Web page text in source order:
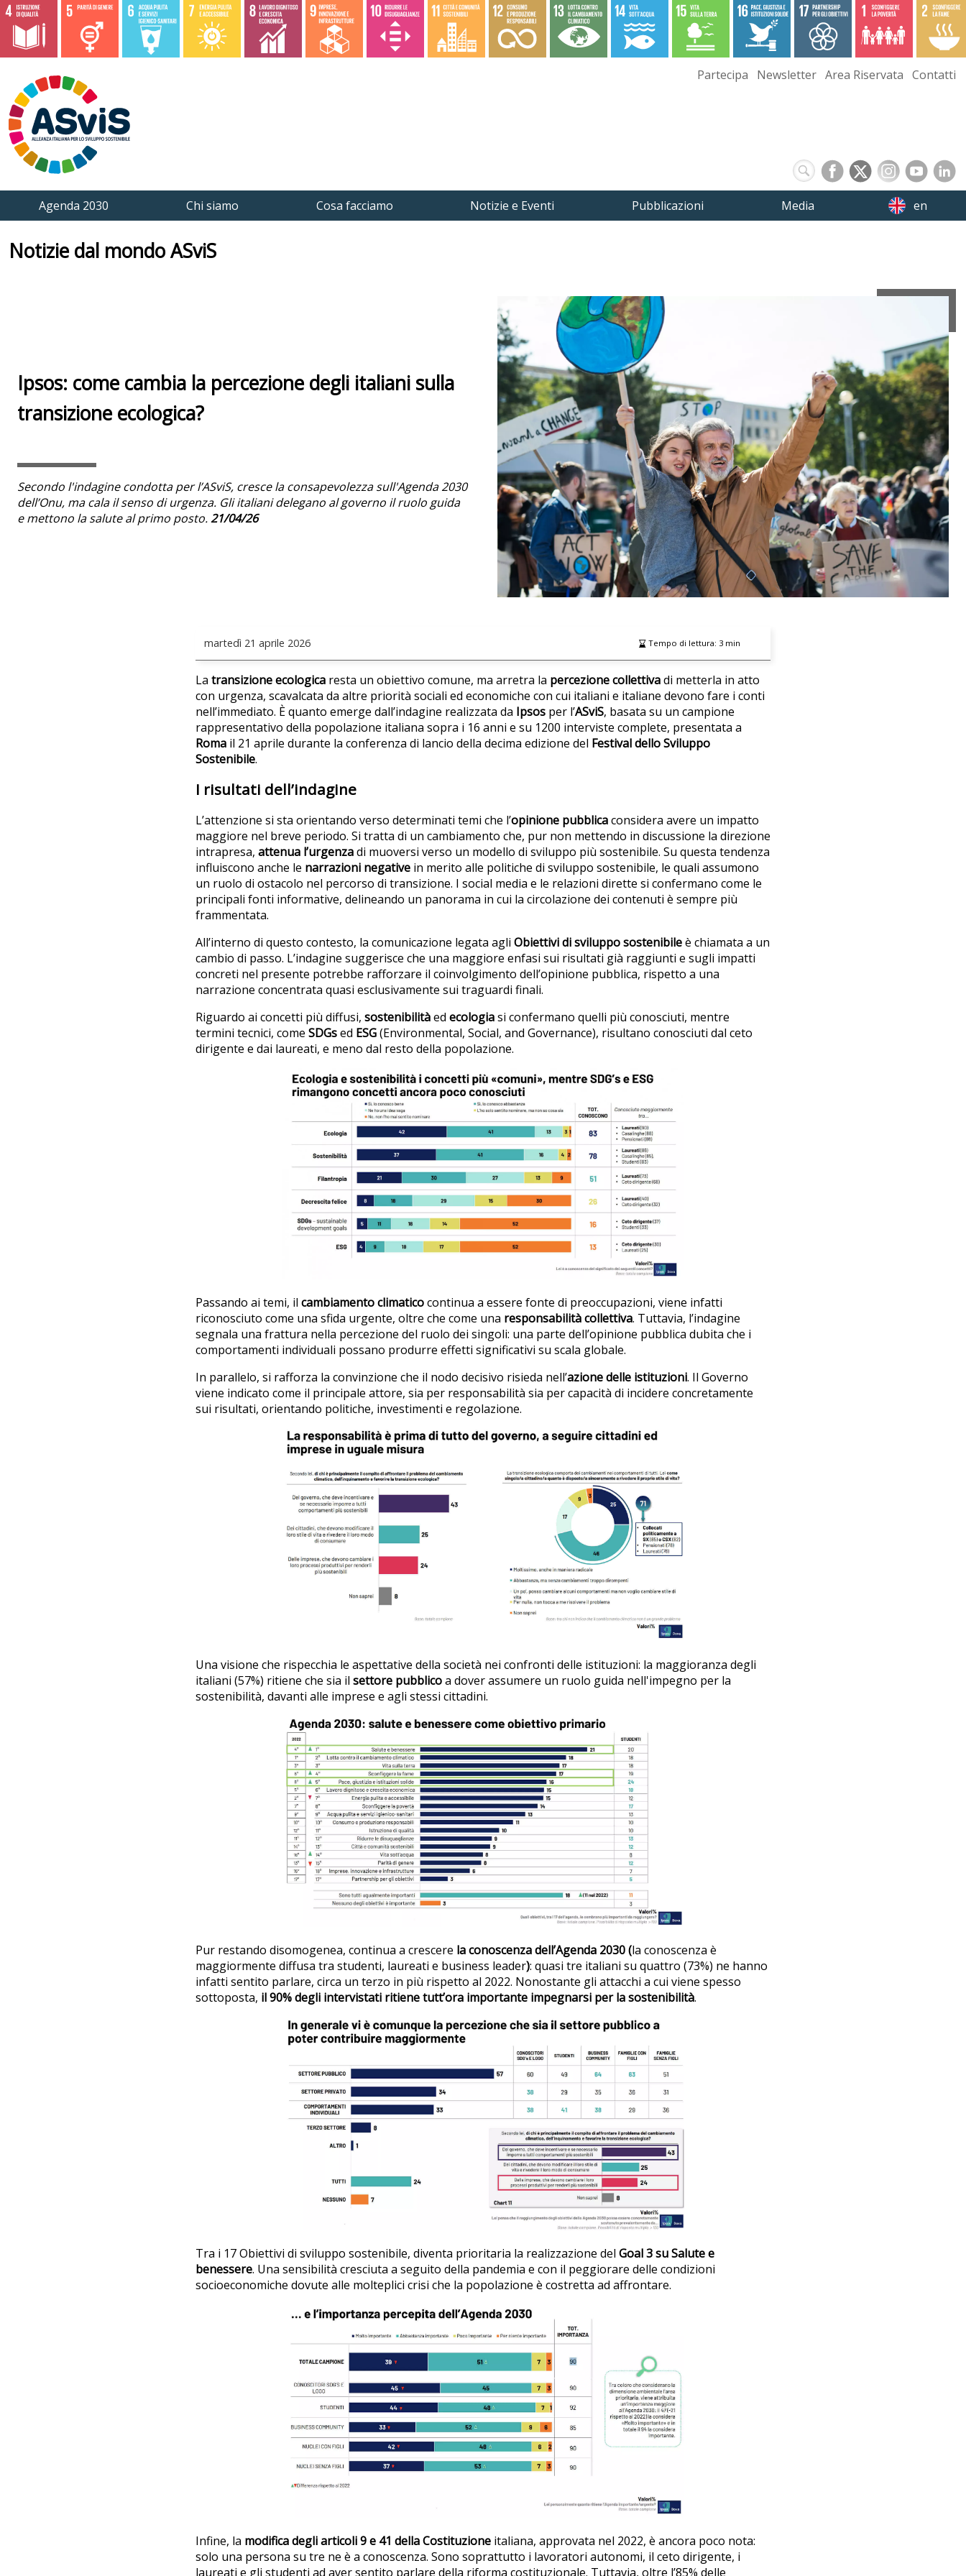
Partecipa Newsletter Area Riservata Contatti
Agenda 2030 Chi siamo Cosa facciamo Notizie e Eventi Pubblicazioni Media en
Notizie dal mondo ASviS
Ipsos: come cambia la percezione degli italiani sulla
transizione ecologica?
Secondo l'indagine condotta per l’ASviS, cresce la consapevolezza sull'Agenda 2030
dell’Onu, ma cala il senso di urgenza. Gli italiani delegano al governo il ruolo guida
e mettono la salute al primo posto.21/04/26
martedì 21 aprile 2026 Tempo di lettura: 3min
La transizione ecologica resta un obiettivo comune, ma arretra la percezione collettivadi metterla in atto
con urgenza, scavalcata da altre priorità sociali ed economiche con cui italiani e italiane devono fare i conti
nell’immediato. È quanto emerge dall’indagine realizzata da Ipsos per l’ASviS, basata su un campione
rappresentativo della popolazione italiana sopra i 16 anni e su 1200 interviste complete, presentata a
Roma il 21 aprile durante la conferenza di lancio della decima edizione del Festival dello Sviluppo
Sostenibile.
I risultati dell’indagine
L’attenzione si sta orientando verso determinati temi che l’opinione pubblicaconsidera avere un impatto
maggiore nel breve periodo. Si tratta di un cambiamento che, pur non mettendo in discussione la direzione
intrapresa, attenua l’urgenzadi muoversi verso un modello di sviluppo più sostenibile. Su questa tendenza
influiscono anche le narrazioni negative in merito alle politiche di sviluppo sostenibile, le quali assumono
un ruolo di ostacolo nel percorso di transizione. I social media e le relazioni dirette si confermano come le
principali fonti informative, delineando un panorama in cui la circolazione dei contenuti è sempre più
frammentata.
All’interno di questo contesto, la comunicazione legata agli Obiettivi di sviluppo sostenibileè chiamata a un
cambio di passo. L’indagine suggerisce che una maggiore enfasi sui risultati già raggiunti e sugli impatti
concreti nel presente potrebbe rafforzare il coinvolgimento dell’opinione pubblica, rispetto a una
narrazione concentrata quasi esclusivamente sui traguardi finali.
Riguardo ai concetti più diffusi, sostenibilitàed ecologiasi confermano quelli più conosciuti, mentre
termini tecnici, come SDGsed ESG(Environmental, Social, and Governance), risultano conosciuti dal ceto
dirigente e dai laureati, e meno dal resto della popolazione.
Passando ai temi, il cambiamento climaticocontinua a essere fonte di preoccupazioni, viene infatti
riconosciuto come una sfida urgente, oltre che come una responsabilità collettiva. Tuttavia, l’indagine
segnala una frattura nella percezione del ruolo dei singoli: una parte dell’opinione pubblica dubita che i
comportamenti individuali possano produrre effetti significativi su scala globale.
In parallelo, si rafforza la convinzione che il nodo decisivo risieda nell’azione delle istituzioni. Il Governo
viene indicato come il principale attore, sia per responsabilità sia per capacità di incidere concretamente
sui risultati, orientando politiche, investimenti e regolazione.
Una visione che rispecchia le aspettative della società nei confronti delle istituzioni: la maggioranza degli
italiani (57%) ritiene che sia il settore pubblicoa dover assumere un ruolo guida nell'impegno per la
sostenibilità, davanti alle imprese e agli stessi cittadini.
Pur restando disomogenea, continua a crescere la conoscenza dell’Agenda 2030(la conoscenza è
maggiormente diffusa tra studenti, laureati e business leader): quasi tre italiani su quattro (73%) ne hanno
infatti sentito parlare, circa un terzo in più rispetto al 2022. Nonostante gli attacchi a cui viene spesso
sottoposta, il 90% degli intervistati ritiene tutt’ora importante impegnarsi per la sostenibilità.
Tra i 17 Obiettivi di sviluppo sostenibile, diventa prioritaria la realizzazione del Goal 3 su Salute e
benessere. Una sensibilità cresciuta a seguito della pandemia e con il peggiorare delle condizioni
socioeconomiche dovute alle molteplici crisi che la popolazione è costretta ad affrontare.
Infine, la modifica degli articoli 9 e 41 della Costituzione italiana, approvata nel 2022, è ancora poco nota:
solo una persona su tre ne è a conoscenza. Sono soprattutto i lavoratori autonomi, il ceto dirigente, i
laureati e gli studenti ad aver sentito parlare della riforma costituzionale. Tuttavia, oltre l’85% delle